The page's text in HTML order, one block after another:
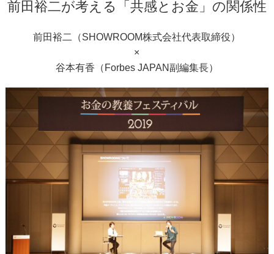
前田裕二が考える「共感とお金」の関係性
前田裕二（SHOWROOM株式会社代表取締役）
×
谷本有香（Forbes JAPAN副編集長）